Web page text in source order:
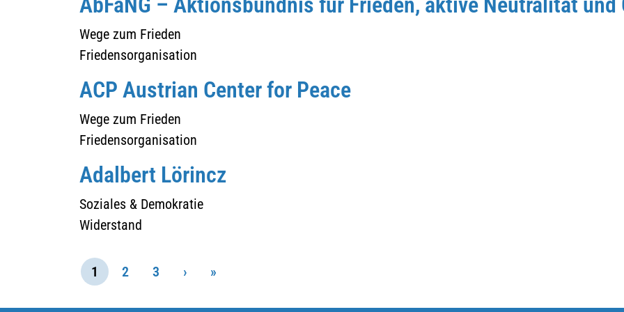
Wege zum Frieden
Friedensorganisation
ACP Austrian Center for Peace
Wege zum Frieden
Friedensorganisation
Adalbert Lörincz
Soziales & Demokratie
Widerstand
1 2 3 › »